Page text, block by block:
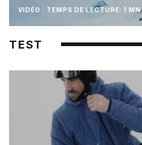
VIDÉO · TEMPS DE LECTURE: 1 MN
TEST